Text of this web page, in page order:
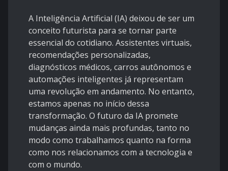
A Inteligência Artificial (IA) deixou de ser um
conceito futurista para se tornar parte
essencial do cotidiano. Assistentes virtuais,
recomendações personalizadas,
diagnósticos médicos, carros autônomos e
automações inteligentes já representam
uma revolução em andamento. No entanto,
estamos apenas no início dessa
transformação. O futuro da IA promete
mudanças ainda mais profundas, tanto no
modo como trabalhamos quanto na forma
como nos relacionamos com a tecnologia e
com o mundo.